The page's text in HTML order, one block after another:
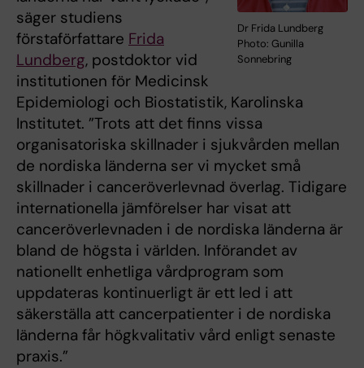
Dr Frida Lundberg
Photo: Gunilla
Sonnebring
säger studiens
förstaförfattare Frida
Lundberg, postdoktor vid
institutionen för Medicinsk
Epidemiologi och Biostatistik, Karolinska
Institutet. ”Trots att det finns vissa
organisatoriska skillnader i sjukvården mellan
de nordiska länderna ser vi mycket små
skillnader i canceröverlevnad överlag. Tidigare
internationella jämförelser har visat att
canceröverlevnaden i de nordiska länderna är
bland de högsta i världen. Införandet av
nationellt enhetliga vårdprogram som
uppdateras kontinuerligt är ett led i att
säkerställa att cancerpatienter i de nordiska
länderna får högkvalitativ vård enligt senaste
praxis.”